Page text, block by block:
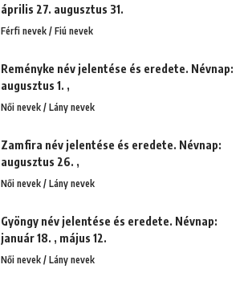
április 27. augusztus 31.
Férfi nevek / Fiú nevek
Reményke név jelentése és eredete. Névnap:
augusztus 1. ,
Női nevek / Lány nevek
Zamfira név jelentése és eredete. Névnap:
augusztus 26. ,
Női nevek / Lány nevek
Gyöngy név jelentése és eredete. Névnap:
január 18. , május 12.
Női nevek / Lány nevek